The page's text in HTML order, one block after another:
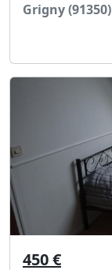
Grigny (91350)
450 €